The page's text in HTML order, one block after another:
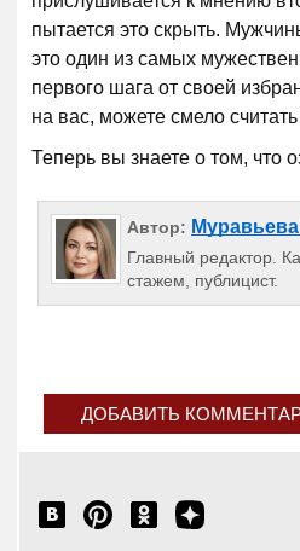
пытается это скрыть.
это один из самых
первого шага от своей
на вас, можете смело
Теперь вы знаете о том, что
Автор:
Главный редактор.
стажем, публицист.
ДОБАВИТЬ